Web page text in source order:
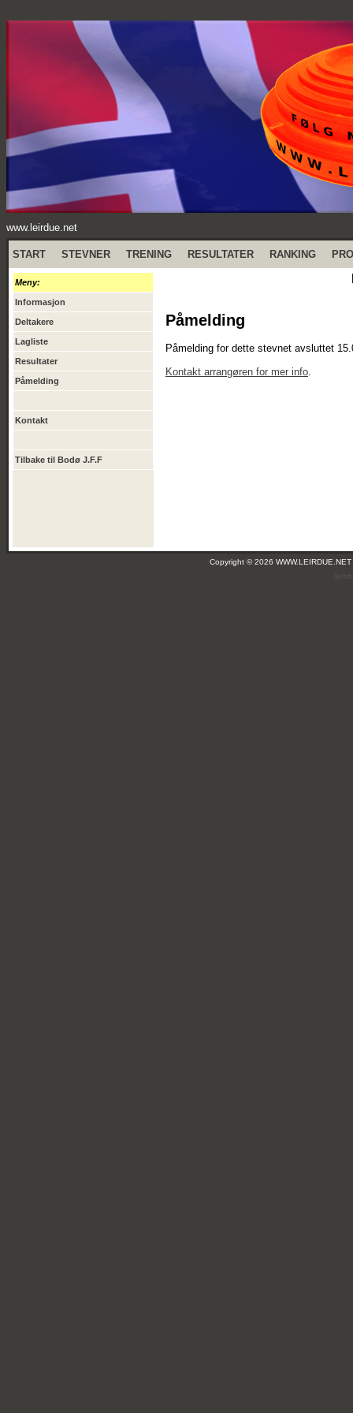
www.leirdue.net
START STEVNER TRENING RESULTATER RANKING
Meny:
Informasjon
Deltakere
Lagliste
Resultater
Påmelding
Kontakt
Tilbake til Bodø J.F.F
Påmelding
Påmelding for dette stevnet avsluttet
Kontakt arrangøren for mer info.
Copyright © 2026